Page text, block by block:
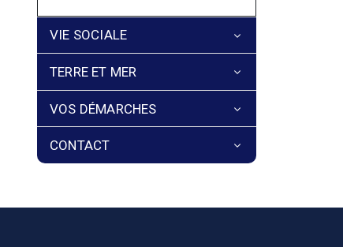
VIE SOCIALE
TERRE ET MER
VOS DÉMARCHES
CONTACT